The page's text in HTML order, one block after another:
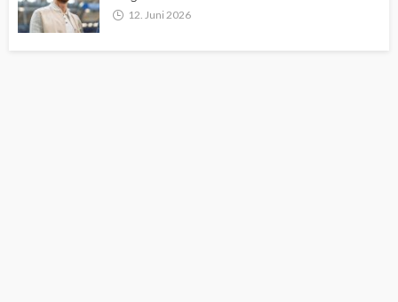
12. Juni 2026